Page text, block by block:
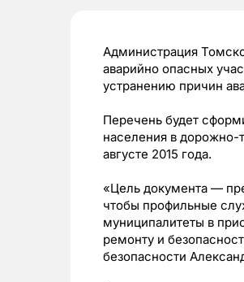
Администрация
аварийно опасных
устранению причин
Перечень будет
населения в дорожно-
августе 2015 года.
«Цель документа —
чтобы профильные
муниципалитеты в
ремонту и
безопасности